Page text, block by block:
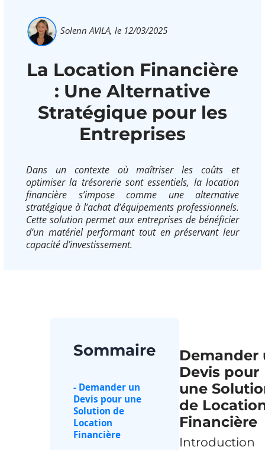
Solenn AVILA, le 12/03/2025
La Location Financière
: Une Alternative
Stratégique pour les
Entreprises
Dans un contexte où maîtriser les coûts et
optimiser la trésorerie sont essentiels, la location
financière s’impose comme une alternative
stratégique à l’achat d’équipements professionnels.
Cette solution permet aux entreprises de bénéficier
d’un matériel performant tout en préservant leur
capacité d’investissement.
Sommaire
- Demander un
Devis pour une
Solution de
Location
Financière
Demander
Devis pour
une
de
Financière
Introduction